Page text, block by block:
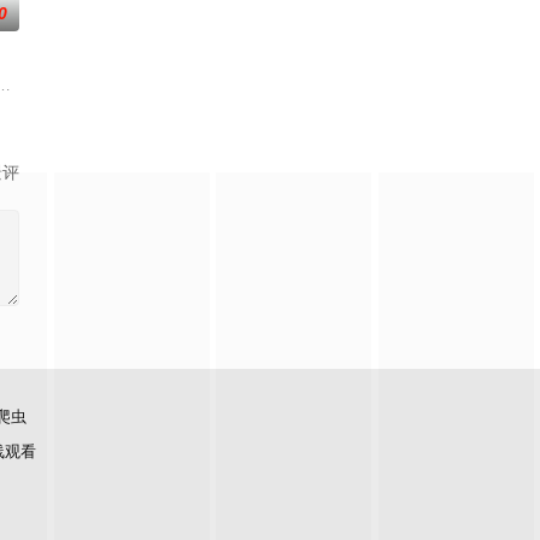
蚌家镇调查，调查中得到不相信蚌神诅咒事件的程悦瑶帮助。 几人调查过
架悄然上演。这一切竟是一场惊天骗局引发的血案，家破人亡的王艳涛决定
评
虫
观看